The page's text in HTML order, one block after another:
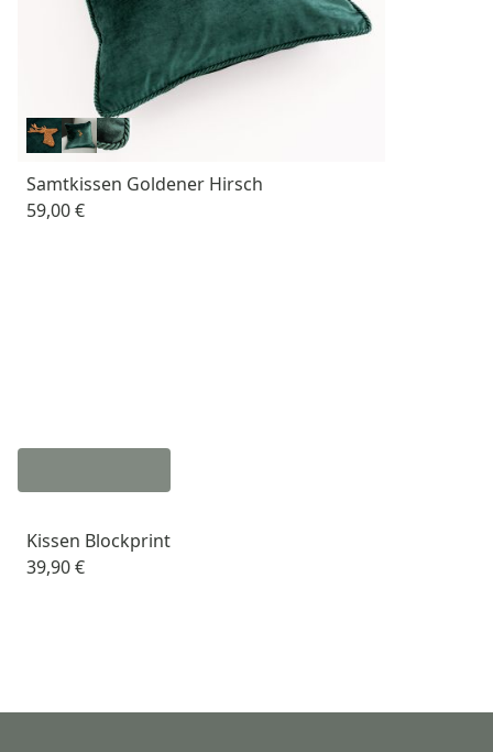
Samtkissen Goldener Hirsch
59,00 €
Kissen Blockprint
39,90 €